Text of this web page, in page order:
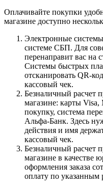
Оплачивайте покупки
магазине доступно
Электронные
системе СБП. Для
перенаправит вас на
Системы быстрых
отсканировать QR-
кассовый чек.
Безналичный расчет
магазине: карты
покупку, система
Альфа-Банк. Здесь
действия и имя
кассовый чек.
Безналичный расчет
магазине в качестве
оформления заказа
оплату по указанным